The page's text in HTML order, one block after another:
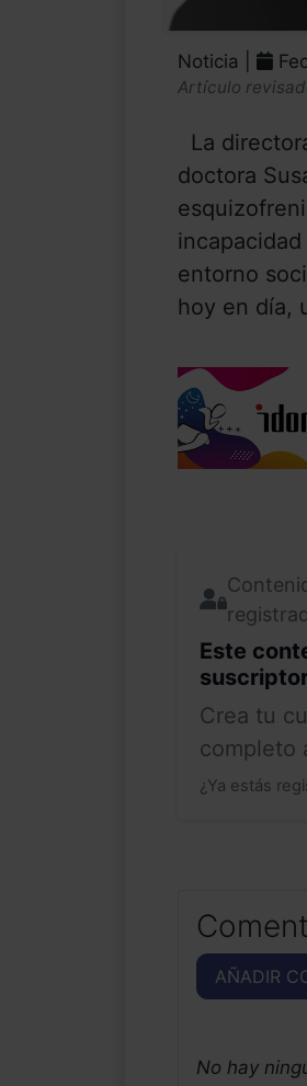
Noticia |
Artículo
La
doctora
entorno
hoy en día,
Este
Crea tu
completo
¿Ya estás
AÑADIR
No hay